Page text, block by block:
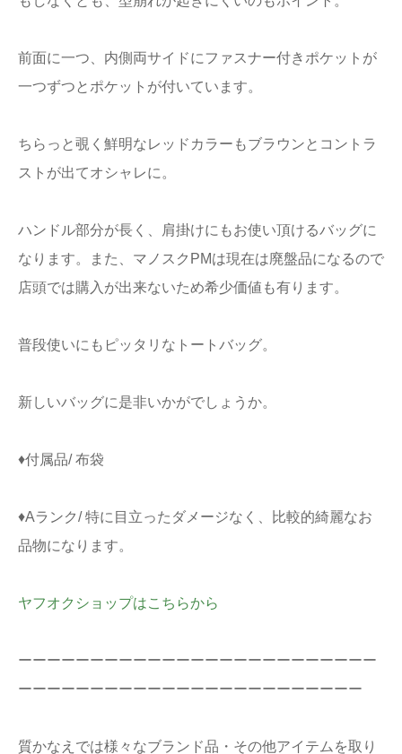
前面に一つ、内側両サイドにファスナー付きポケットが
一つずつとポケットが付いています。
ちらっと覗く鮮明なレッドカラーもブラウンとコントラ
ストが出てオシャレに。
ハンドル部分が長く、肩掛けにもお使い頂けるバッグに
なります。また、マノスクPMは現在は廃盤品になるので
店頭では購入が出来ないため希少価値も有ります。
普段使いにもピッタリなトートバッグ。
新しいバッグに是非いかがでしょうか。
♦付属品/ 布袋
♦Aランク/ 特に目立ったダメージなく、比較的綺麗なお
品物になります。
ヤフオクショップはこちらから
ーーーーーーーーーーーーーーーーーーーーーーーーー
ーーーーーーーーーーーーーーーーーーーーーーーー
質かなえでは様々なブランド品・その他アイテムを取り